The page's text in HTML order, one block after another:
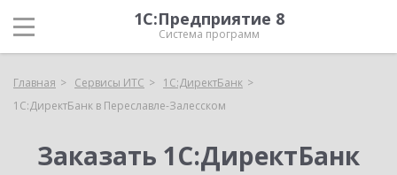
1С:Предприятие 8
Система программ
Главная Сервисы ИТС
1С:ДиректБанк
1С:ДиректБанк в Переславле-Залесском
Заказать 1С:ДиректБанк